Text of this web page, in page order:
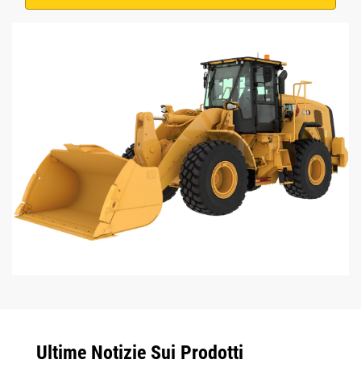
Ultime Notizie Sui Prodotti